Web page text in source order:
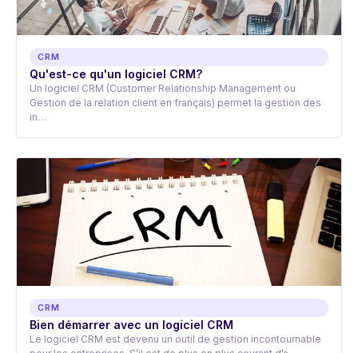
CRM
Qu'est-ce qu'un logiciel CRM?
Un logiciel CRM (Customer Relationship Management ou
Gestion de la relation client en français) permet la gestion des
in…
CRM
Bien démarrer avec un logiciel CRM
Le logiciel CRM est devenu un outil de gestion incontournable